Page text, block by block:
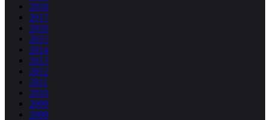
2018
2017
2016
2015
2014
2013
2012
2011
2010
2009
2008